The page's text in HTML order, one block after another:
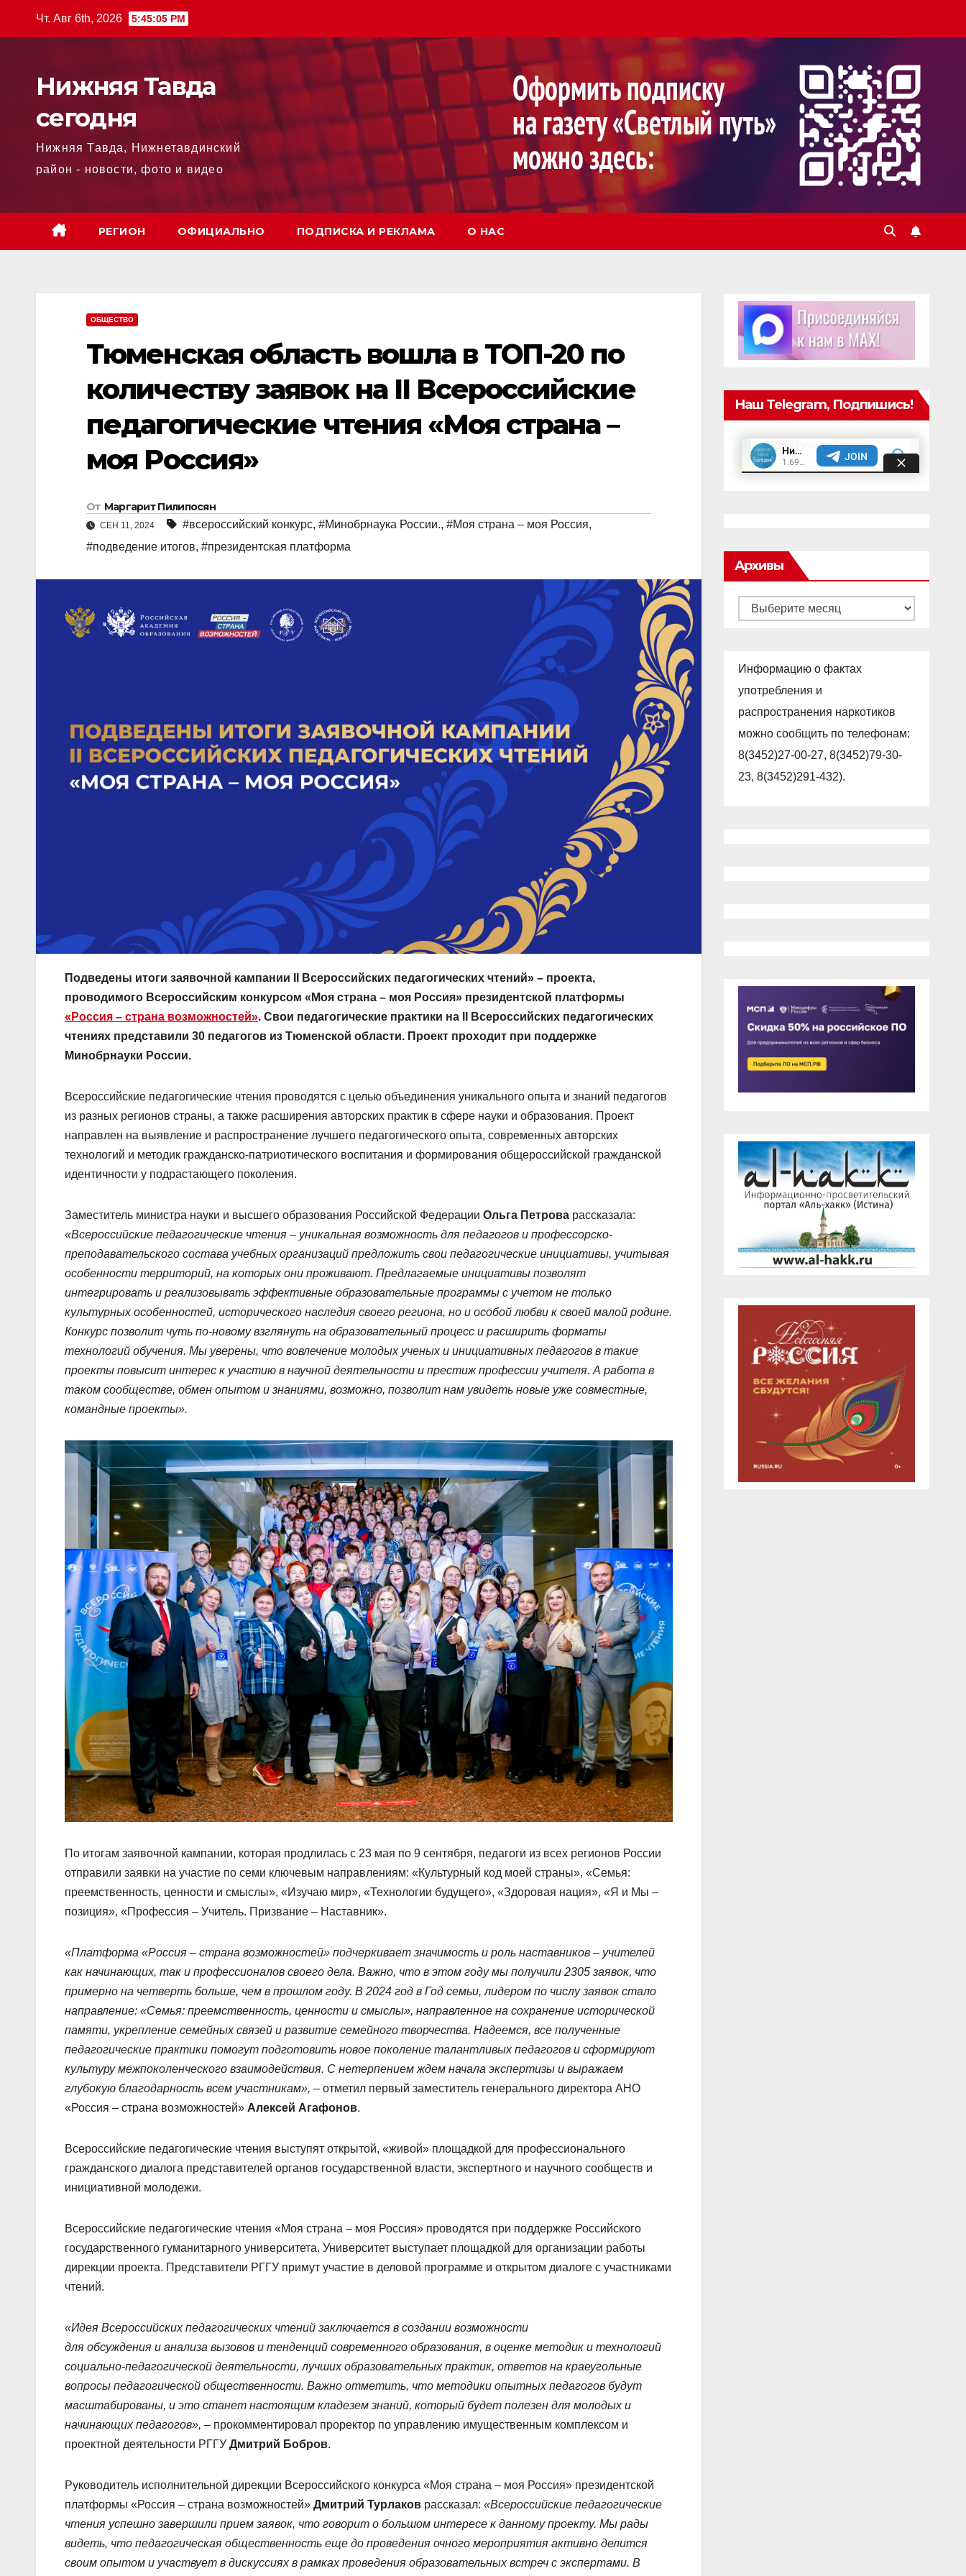
Чт. Авг 6th, 2026 5:45:06 PM
Нижняя Тавда
сегодня
Нижняя Тавда, Нижнетавдинский
район - новости, фото и видео
РЕГИОН ОФИЦИАЛЬНО ПОДПИСКА И РЕКЛАМА О НАС
ОБЩЕСТВО
Тюменская область вошла в ТОП-20 по
количеству заявок на II Всероссийские
педагогические чтения «Моя страна –
моя Россия»
От Маргарит Пилипосян
СЕН 11, 2024 #всероссийский конкурс, #Минобрнаука России., #Моя страна – моя Россия,
#подведение итогов, #президентская платформа
Подведены итоги заявочной кампании II Всероссийских педагогических чтений» – проекта,
проводимого Всероссийским конкурсом «Моя страна – моя Россия» президентской платформы
«Россия – страна возможностей». Свои педагогические практики на II Всероссийских педагогических
чтениях представили 30 педагогов из Тюменской области. Проект проходит при поддержке
Минобрнауки России.
Всероссийские педагогические чтения проводятся с целью объединения уникального опыта и знаний педагогов
из разных регионов страны, а также расширения авторских практик в сфере науки и образования. Проект
направлен на выявление и распространение лучшего педагогического опыта, современных авторских
технологий и методик гражданско-патриотического воспитания и формирования общероссийской гражданской
идентичности у подрастающего поколения.
Заместитель министра науки и высшего образования Российской Федерации Ольга Петрова рассказала:
«Всероссийские педагогические чтения – уникальная возможность для педагогов и профессорско-
преподавательского состава учебных организаций предложить свои педагогические инициативы, учитывая
особенности территорий, на которых они проживают. Предлагаемые инициативы позволят
интегрировать и реализовывать эффективные образовательные программы с учетом не только
культурных особенностей, исторического наследия своего региона, но и особой любви к своей малой родине.
Конкурс позволит чуть по-новому взглянуть на образовательный процесс и расширить форматы
технологий обучения. Мы уверены, что вовлечение молодых ученых и инициативных педагогов в такие
проекты повысит интерес к участию в научной деятельности и престиж профессии учителя. А работа в
таком сообществе, обмен опытом и знаниями, возможно, позволит нам увидеть новые уже совместные,
командные проекты».
По итогам заявочной кампании, которая продлилась с 23 мая по 9 сентября, педагоги из всех регионов России
отправили заявки на участие по семи ключевым направлениям: «Культурный код моей страны», «Семья:
преемственность, ценности и смыслы», «Изучаю мир», «Технологии будущего», «Здоровая нация», «Я и Мы –
позиция», «Профессия – Учитель. Призвание – Наставник».
«Платформа «Россия – страна возможностей» подчеркивает значимость и роль наставников – учителей
как начинающих, так и профессионалов своего дела. Важно, что в этом году мы получили 2305 заявок, что
примерно на четверть больше, чем в прошлом году. В 2024 год в Год семьи, лидером по числу заявок стало
направление: «Семья: преемственность, ценности и смыслы», направленное на сохранение исторической
памяти, укрепление семейных связей и развитие семейного творчества. Надеемся, все полученные
педагогические практики помогут подготовить новое поколение талантливых педагогов и сформируют
культуру межпоколенческого взаимодействия. С нетерпением ждем начала экспертизы и выражаем
глубокую благодарность всем участникам», – отметил первый заместитель генерального директора АНО
«Россия – страна возможностей» Алексей Агафонов.
Всероссийские педагогические чтения выступят открытой, «живой» площадкой для профессионального
гражданского диалога представителей органов государственной власти, экспертного и научного сообществ и
инициативной молодежи.
Всероссийские педагогические чтения «Моя страна – моя Россия» проводятся при поддержке Российского
государственного гуманитарного университета. Университет выступает площадкой для организации работы
дирекции проекта. Представители РГГУ примут участие в деловой программе и открытом диалоге с участниками
чтений.
«Идея Всероссийских педагогических чтений заключается в создании возможности
для обсуждения и анализа вызовов и тенденций современного образования, в оценке методик и технологий
социально-педагогической деятельности, лучших образовательных практик, ответов на краеугольные
вопросы педагогической общественности. Важно отметить, что методики опытных педагогов будут
масштабированы, и это станет настоящим кладезем знаний, который будет полезен для молодых и
начинающих педагогов», – прокомментировал проректор по управлению имущественным комплексом и
проектной деятельности РГГУ Дмитрий Бобров.
Руководитель исполнительной дирекции Всероссийского конкурса «Моя страна – моя Россия» президентской
платформы «Россия – страна возможностей» Дмитрий Турлаков рассказал: «Всероссийские педагогические
чтения успешно завершили прием заявок, что говорит о большом интересе к данному проекту. Мы рады
видеть, что педагогическая общественность еще до проведения очного мероприятия активно делится
своим опытом и участвует в дискуссиях в рамках проведения образовательных встреч с экспертами. В
Наш Telegram, Подпишись!
Архивы
Архивы
Информацию о фактах
употребления и
распространения наркотиков
можно сообщить по телефонам:
8(3452)27-00-27, 8(3452)79-30-
23, 8(3452)291-432).